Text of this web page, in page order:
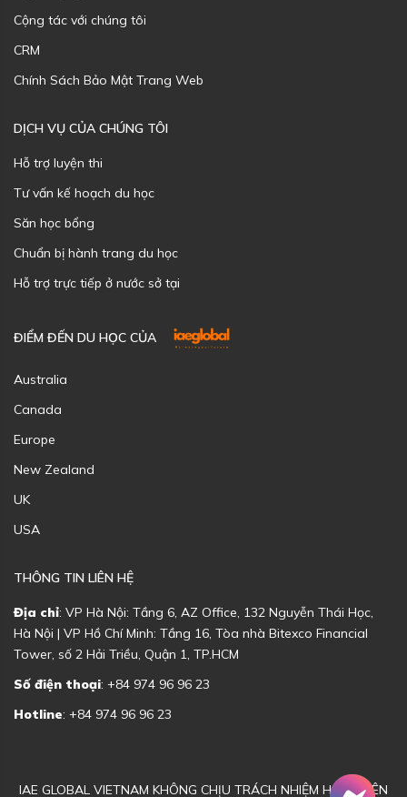
Cộng tác với chúng tôi
CRM
Chính Sách Bảo Mật Trang Web
DỊCH VỤ CỦA CHÚNG TÔI
Hỗ trợ luyện thi
Tư vấn kế hoạch du học
Săn học bổng
Chuẩn bị hành trang du học
Hỗ trợ trực tiếp ở nước sở tại
ĐIỂM ĐẾN DU HỌC CỦA
Australia
Canada
Europe
New Zealand
UK
USA
THÔNG TIN LIÊN HỆ
Địa chỉ: VP Hà Nội: Tầng 6, AZ Office, 132 Nguyễn Thái Học,
Hà Nội | VP Hồ Chí Minh: Tầng 16, Tòa nhà Bitexco Financial
Tower, số 2 Hải Triều, Quận 1, TP.HCM
Số điện thoại: +84 974 96 96 23
Hotline: +84 974 96 96 23
IAE GLOBAL VIETNAM KHÔNG CHỊU TRÁCH NHIỆM HOẶC LIÊN